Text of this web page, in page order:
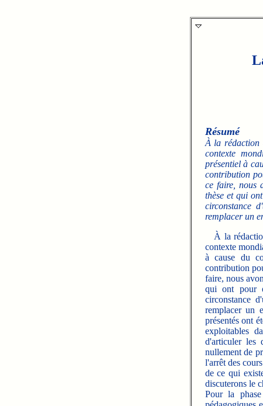
Résumé
À la rédaction
contexte
présentiel à
contribution
ce faire, nous
thèse et qui
circonstance
remplacer un
À la
contexte
à cause du
contribution
faire, nous
qui ont pour
circonstance
remplacer un
présentés ont
exploitables
d'articuler les
nullement de
l'arrêt des
de ce qui
discuterons le
Pour la